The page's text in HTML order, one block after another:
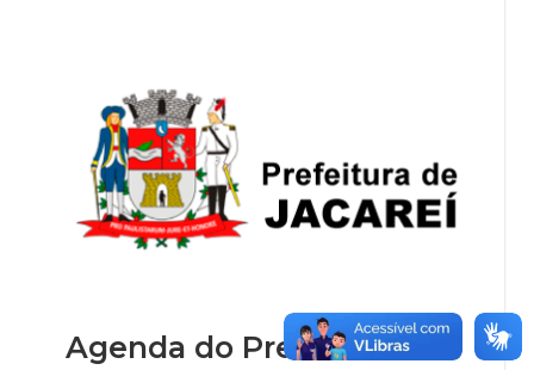
Agenda do Prefeito 09.01